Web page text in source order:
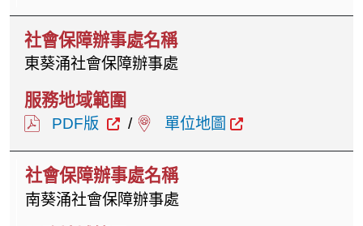
東葵涌社會保障辦事處
PDF版 / 單位地圖
南葵涌社會保障辦事處